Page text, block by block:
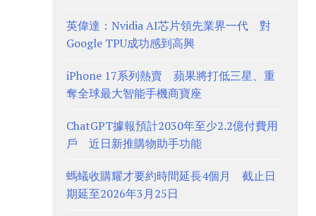
英偉達：Nvidia AI芯片領先業界一代 對
Google TPU成功感到高興
iPhone 17系列熱賣 蘋果將打低三星、重
奪全球最大智能手機商寶座
ChatGPT據報預計2030年至少2.2億付費用
戶 近日新推購物助手功能
螞蟻收購耀才要約時間延長4個月 截止日
期延至2026年3月25日